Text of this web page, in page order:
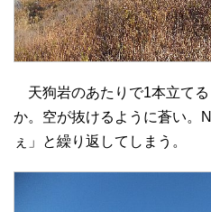
天狗岩のあたりで1本立てる
か。空が抜けるように蒼い。
ぇ」と繰り返してしまう。